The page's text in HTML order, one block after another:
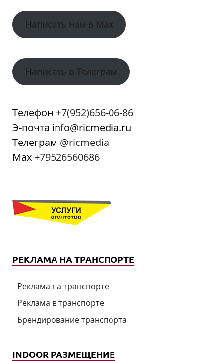
Написать нам в Max
Написать в Телеграм
Телефон +7(952)656-06-86
Э-почта info@ricmedia.ru
Телеграм @ricmedia
Мах +79526560686
РЕКЛАМА НА ТРАНСПОРТЕ
Реклама на транспорте
Реклама в транспорте
Брендирование транспорта
INDOOR РАЗМЕЩЕНИЕ